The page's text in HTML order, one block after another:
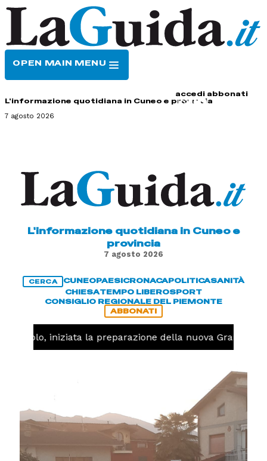
OPEN MAIN MENU
accedi abbonati
L'informazione quotidiana in Cuneo e provincia
7 agosto 2026
L'informazione quotidiana in Cuneo e
provincia
7 agosto 2026
CERCA CUNEOPAESICRONACAPOLITICASANITÀ
CHIESATEMPO LIBEROSPORT
CONSIGLIO REGIONALE DEL PIEMONTE
ABBONATI
iniziata la preparazione della nuova Granda